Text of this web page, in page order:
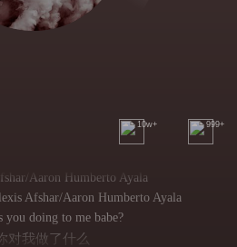
10w+ 999+
Aaron Humberto Ayala
Afshar/Aaron Humberto Ayala
you doing to me babe?
对我做了什么